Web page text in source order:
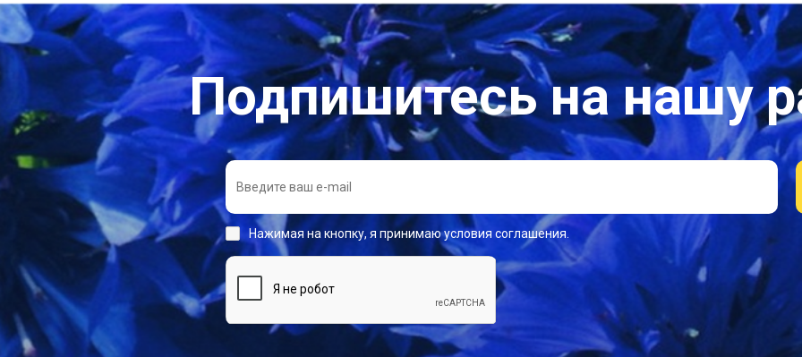
Подпишитесь на нашу
Нажимая на кнопку, я принимаю условия соглашения.